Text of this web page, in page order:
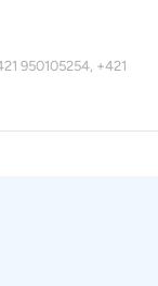
950105254, +421